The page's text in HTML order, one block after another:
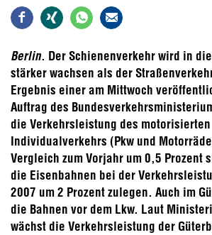
Berlin. Der Schienenverkehr wird in
stärker wachsen als der
Ergebnis einer am Mittwoch
Auftrag des
die Verkehrsleistung des motorisierten
Individualverkehrs (Pkw und
Vergleich zum Vorjahr um 0,5 Prozent
die Eisenbahnen bei der
2007 um 2 Prozent zulegen. Auch im
die Bahnen vor dem Lkw. Laut
wächst die Verkehrsleistung der